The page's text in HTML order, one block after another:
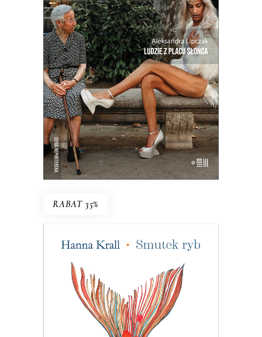
E-BOOK DO KOSZYKA
Intymny portret kraju na rozdrożu.
Miejsca, w którym coś się skończyło, a
nowe jeszcze nie zaczęło. Reportaże o
Hiszpanii z krwi i kości, a nie z
turystycznego folderu.
39.00zł 19.50zł
RABAT 35%
SMUTEK RYB
W 1983 roku pismo dla wędkarzy
postanowiło pomóc uznanej reporterce
– bezrobotnej w stanie wojennym. Tam
Hanna Krall mogła publikować bez
weryfikacji, bo w końcu trudno pisać